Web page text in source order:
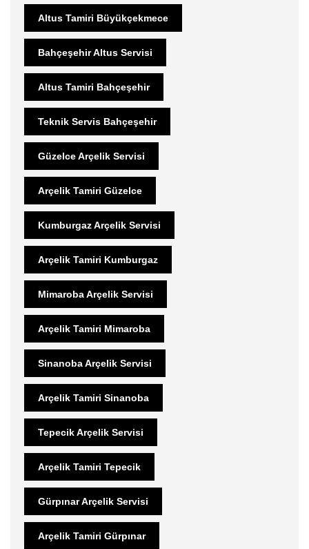
Altus Tamiri Büyükçekmece
Bahçeşehir Altus Servisi
Altus Tamiri Bahçeşehir
Teknik Servis Bahçeşehir
Güzelce Arçelik Servisi
Arçelik Tamiri Güzelce
Kumburgaz Arçelik Servisi
Arçelik Tamiri Kumburgaz
Mimaroba Arçelik Servisi
Arçelik Tamiri Mimaroba
Sinanoba Arçelik Servisi
Arçelik Tamiri Sinanoba
Tepecik Arçelik Servisi
Arçelik Tamiri Tepecik
Gürpınar Arçelik Servisi
Arçelik Tamiri Gürpınar